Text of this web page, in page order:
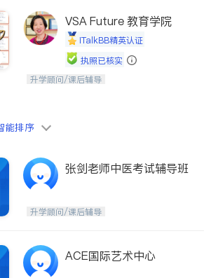
非盈利组织
Heights & Hacienda H
County - Other Ci
& Monterey
VSA Future 教育学院
iTalkBB精英认证
执照已核实
孩子美好的未来始于早期能力的培养，
升学顾问/课后辅导
能排序
张剑老师中医考试辅导班
升学顾问/课后辅导
ACE国际艺术中心